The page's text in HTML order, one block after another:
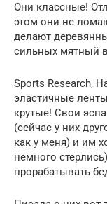
Они классные!
этом они не
делают
сильных мятный
Sports Research,
эластичные
крутые! Свои
(сейчас у них
как у меня) и им
немного
прорабатывать